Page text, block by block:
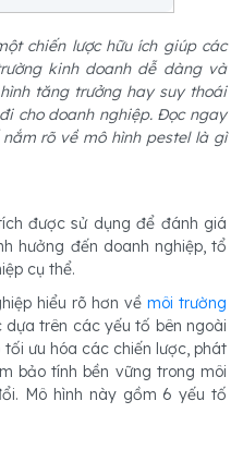
chiến lược hữu ích giúp các
kinh doanh dễ dàng và
tăng trưởng hay suy thoái
cho doanh nghiệp. Đọc ngay
rõ về mô hình pestel là gì
được sử dụng để đánh giá
hưởng đến doanh nghiệp, tổ
cụ thể.
hiểu rõ hơn về môi trường
dựa trên các yếu tố bên ngoài
ưu hóa các chiến lược, phát
bảo tính bền vững trong môi
Mô hình này gồm 6 yếu tố